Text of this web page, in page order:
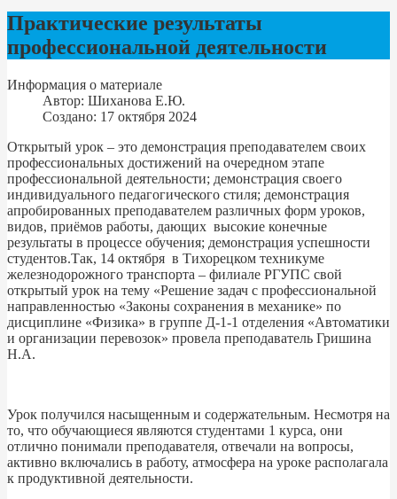
Практические результаты
профессиональной деятельности
Информация о материале
Автор: Шиханова Е.Ю.
Создано: 17 октября 2024
Открытый урок – это демонстрация преподавателем своих
профессиональных достижений на очередном этапе
профессиональной деятельности; демонстрация своего
индивидуального педагогического стиля; демонстрация
апробированных преподавателем различных форм уроков,
видов, приёмов работы, дающих высокие конечные
результаты в процессе обучения; демонстрация успешности
студентов.Так, 14 октября в Тихорецком техникуме
железнодорожного транспорта – филиале РГУПС свой
открытый урок на тему «Решение задач с профессиональной
направленностью «Законы сохранения в механике» по
дисциплине «Физика» в группе Д-1-1 отделения «Автоматики
и организации перевозок» провела преподаватель Гришина
Н.А.
Урок получился насыщенным и содержательным. Несмотря на
то, что обучающиеся являются студентами 1 курса, они
отлично понимали преподавателя, отвечали на вопросы,
активно включались в работу, атмосфера на уроке располагала
к продуктивной деятельности.